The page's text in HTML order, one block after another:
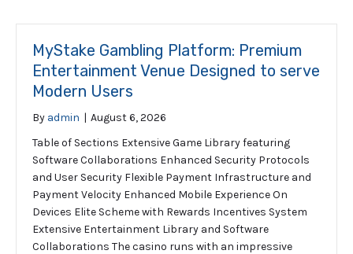
MyStake Gambling Platform: Premium
Entertainment Venue Designed to serve
Modern Users
By admin | August 6, 2026
Table of Sections Extensive Game Library featuring
Software Collaborations Enhanced Security Protocols
and User Security Flexible Payment Infrastructure and
Payment Velocity Enhanced Mobile Experience On
Devices Elite Scheme with Rewards Incentives System
Extensive Entertainment Library and Software
Collaborations The casino runs with an impressive